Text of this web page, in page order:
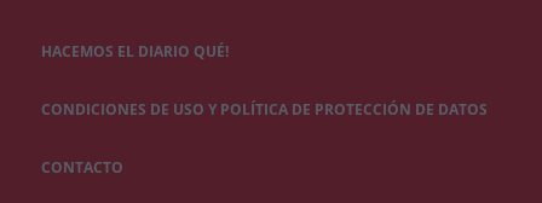
HACEMOS EL DIARIO QUÉ!
CONDICIONES DE USO Y POLÍTICA DE PROTECCIÓN DE DATOS
CONTACTO